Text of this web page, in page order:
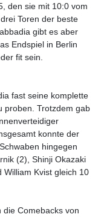
den sie mit 10:0 vom
Toren der beste
gibt es aber
Endspiel in Berlin
fit sein.
fast seine komplette
proben. Trotzdem gab
konnte der
hingegen
(2), Shinji Okazaki
William Kvist gleich 10
Comebacks von